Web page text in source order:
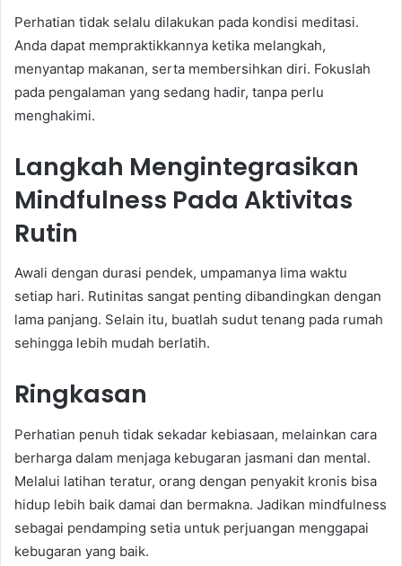
Perhatian tidak selalu dilakukan pada kondisi meditasi.
Anda dapat mempraktikkannya ketika melangkah,
menyantap makanan, serta membersihkan diri. Fokuslah
pada pengalaman yang sedang hadir, tanpa perlu
menghakimi.
Langkah Mengintegrasikan
Mindfulness Pada Aktivitas
Rutin
Awali dengan durasi pendek, umpamanya lima waktu
setiap hari. Rutinitas sangat penting dibandingkan dengan
lama panjang. Selain itu, buatlah sudut tenang pada rumah
sehingga lebih mudah berlatih.
Ringkasan
Perhatian penuh tidak sekadar kebiasaan, melainkan cara
berharga dalam menjaga kebugaran jasmani dan mental.
Melalui latihan teratur, orang dengan penyakit kronis bisa
hidup lebih baik damai dan bermakna. Jadikan mindfulness
sebagai pendamping setia untuk perjuangan menggapai
kebugaran yang baik.